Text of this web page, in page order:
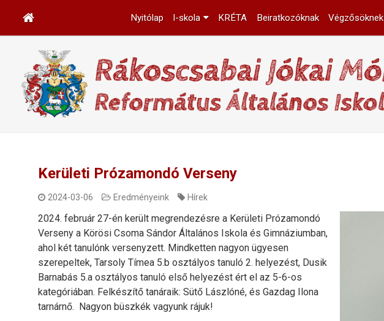
Nyitólap I-skola KRÉTA Beiratkozóknak Végzősöknek
Kerületi Prózamondó Verseny
2024-03-06 Eredményeink Hírek
2024. február 27-én került megrendezésre a Kerületi Prózamondó
Verseny a Körösi Csoma Sándor Általános Iskola és Gimnáziumban,
ahol két tanulónk versenyzett. Mindketten nagyon ügyesen
szerepeltek, Tarsoly Tímea 5.b osztályos tanuló 2. helyezést, Dusik
Barnabás 5.a osztályos tanuló első helyezést ért el az 5-6-os
kategóriában. Felkészítő tanáraik: Sütő Lászlóné, és Gazdag Ilona
tarnárnő. Nagyon büszkék vagyunk rájuk!